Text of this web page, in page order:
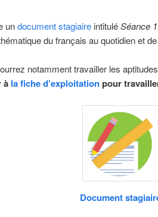
undocument stagiaire intituléSéance
du français au quotidien et
notamment travailler les
à la fiche d’exploitationpour
Document